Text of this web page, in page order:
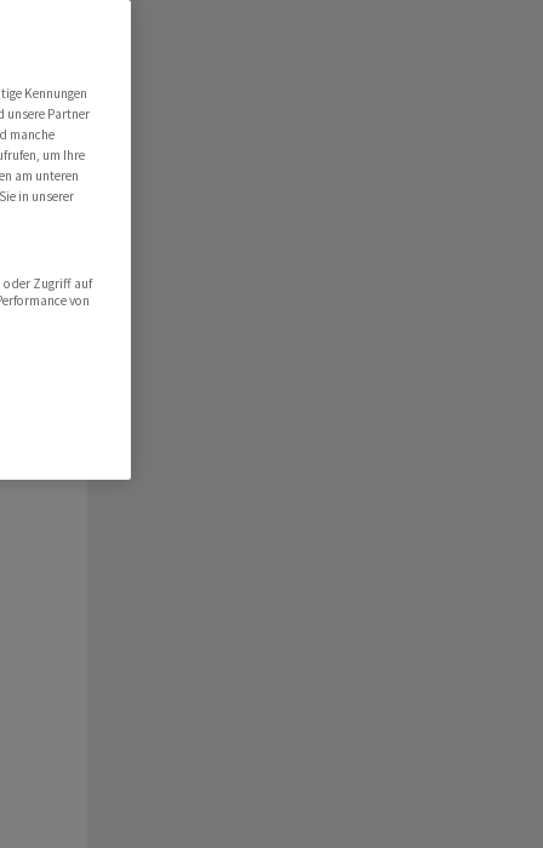
Kennungen
unsere Partner
manche
um Ihre
am unteren
in unserer
oder Zugriff auf
von